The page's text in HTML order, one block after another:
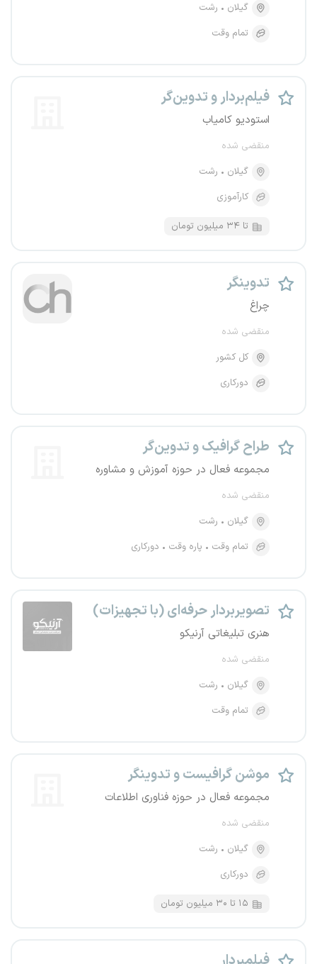
گیلان
رشت
تمام وقت
فیلم‌بردار و تدوین‌گر
استودیو کامیاب
منقضی شده
گیلان
رشت
کارآموزی
تا ۳۴ میلیون تومان
تدوینگر
چراغ
منقضی شده
کل کشور
دورکاری
طراح گرافیک و تدوین‌گر
مجموعه فعال در حوزه آموزش و مشاوره
منقضی شده
گیلان
رشت
تمام وقت
پاره وقت دورکاری
تصویربردار حرفه‌ای (با تجهیزات)
هنری تبلیغاتی آرنیکو
منقضی شده
گیلان
رشت
تمام وقت
موشن گرافیست و تدوینگر
مجموعه فعال در حوزه فناوری اطلاعات
منقضی شده
گیلان
رشت
دورکاری
۱۵ تا ۳۰ میلیون تومان